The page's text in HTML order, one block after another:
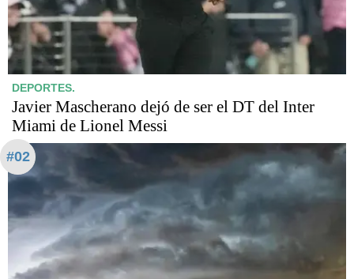
DEPORTES.
Javier Mascherano dejó de ser el DT del Inter
Miami de Lionel Messi
#02